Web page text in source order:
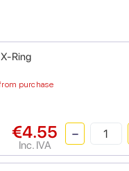
Ring
purchase
€4.55
Inc. IVA